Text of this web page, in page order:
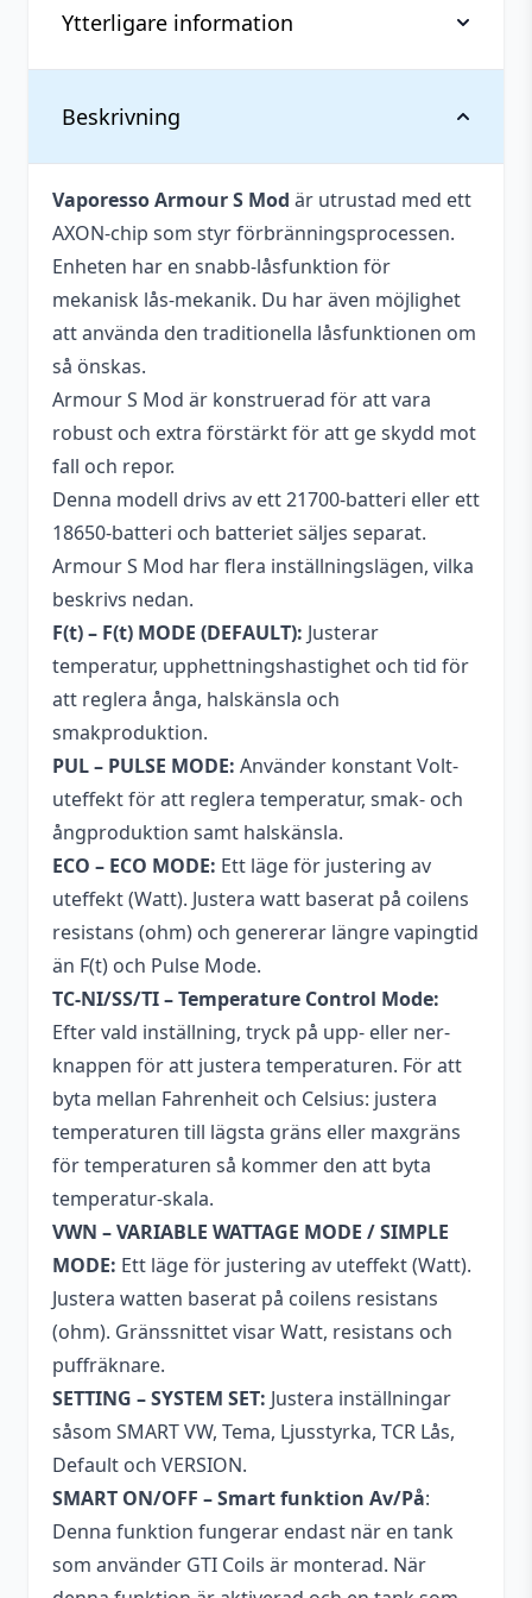
Beskrivning
Vaporesso Armour S Mod är utrustad med ett
AXON-chip som styr förbränningsprocessen.
Enheten har en snabb-låsfunktion för
mekanisk lås-mekanik. Du har även möjlighet
att använda den traditionella låsfunktionen om
så önskas.
Armour S Mod är konstruerad för att vara
robust och extra förstärkt för att ge skydd mot
fall och repor.
Denna modell drivs av ett 21700-batteri eller ett
18650-batteri och batteriet säljes separat.
Armour S Mod har flera inställningslägen, vilka
beskrivs nedan.
F(t) – F(t) MODE (DEFAULT): Justerar
temperatur, upphettningshastighet och tid för
att reglera ånga, halskänsla och
smakproduktion.
PUL – PULSE MODE: Använder konstant Volt-
uteffekt för att reglera temperatur, smak- och
ångproduktion samt halskänsla.
ECO – ECO MODE: Ett läge för justering av
uteffekt (Watt). Justera watt baserat på coilens
resistans (ohm) och genererar längre vapingtid
än F(t) och Pulse Mode.
TC-NI/SS/TI – Temperature Control Mode:
Efter vald inställning, tryck på upp- eller ner-
knappen för att justera temperaturen. För att
byta mellan Fahrenheit och Celsius: justera
temperaturen till lägsta gräns eller maxgräns
för temperaturen så kommer den att byta
temperatur-skala.
VWN – VARIABLE WATTAGE MODE / SIMPLE
MODE: Ett läge för justering av uteffekt (Watt).
Justera watten baserat på coilens resistans
(ohm). Gränssnittet visar Watt, resistans och
puffräknare.
SETTING – SYSTEM SET: Justera inställningar
såsom SMART VW, Tema, Ljusstyrka, TCR Lås,
Default och VERSION.
SMART ON/OFF – Smart funktion Av/På:
Denna funktion fungerar endast när en tank
som använder GTI Coils är monterad. När
Ytterligare information
Vikt
Anslutning (Gänga) 510
Antal batterier som
krävs
1 st
Batterier medföljer
Nej
Batterityper som
stöds
Laddare medföljer
Ja
Lägsta ohm
Laddning via USB
Ja
Skärm
0,96" TFT-skärm
Temperaturkontroll
Tillverkare
Vaporesso
Variabel watt
5 – 100 W
Typ
Mod (Reglerbar)
Lägen
ECO Mode, F(t) MODE,
PUL (Pulse Mode), TCR,
Temperaturkontroll (TC,
Nickel),
Temperaturkontroll (TC,
Stainless Steel),
Titanium)